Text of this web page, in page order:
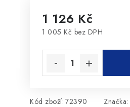
1 126 Kč
1 005 Kč bez DPH
Kód zboží: 72390 Značka: